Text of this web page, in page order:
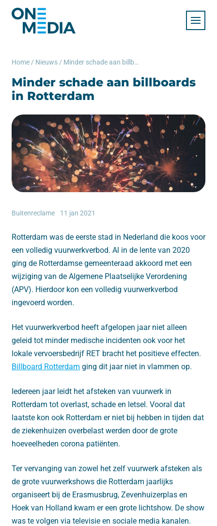
Home / Nieuws / Minder schade aan billboards in Rotterdam
Minder schade aan billboards
in Rotterdam
Buitenreclame 11 jan 2021
Rotterdam was de eerste stad in Nederland die koos voor
een volledig vuurwerkverbod. Al in de lente van 2020
ging de Rotterdamse gemeenteraad akkoord met een
wijziging van de Algemene Plaatselijke Verordening
(APV). Hierdoor kon een volledig vuurwerkverbod
ingevoerd worden.
Het vuurwerkverbod heeft afgelopen jaar niet alleen
geleid tot minder medische incidenten ook voor het
lokale vervoersbedrijf RET bracht het positieve effecten.
Billboard Rotterdam ging dit jaar niet in vlammen op.
Iedereen jaar leidt het afsteken van vuurwerk in
Rotterdam tot overlast, schade en letsel. Vooral dat
laatste kon ook Rotterdam er niet bij hebben in tijden dat
de ziekenhuizen overbelast werden door de grote
hoeveelheden corona patiënten.
Ter vervanging van zowel het zelf vuurwerk afsteken als
de grote vuurwerkshows die Rotterdam jaarlijks
organiseert bij de Erasmusbrug, Zevenhuizerplas en
Hoek van Holland kwam er een grote lichtshow. De show
was te volgen via televisie en sociale media kanalen.